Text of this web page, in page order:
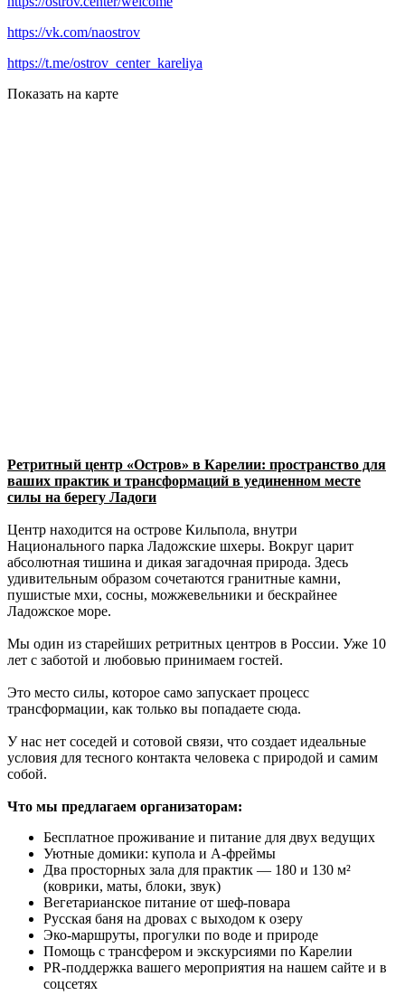
https://vk.com/naostrov
https://t.me/ostrov_center_kareliya
Показать на карте
Ретритный центр «Остров» в Карелии: пространство для
ваших практик и трансформаций в уединенном месте
силы на берегу Ладоги
Центр находится на острове Кильпола, внутри
Национального парка Ладожские шхеры. Вокруг царит
абсолютная тишина и дикая загадочная природа. Здесь
удивительным образом сочетаются гранитные камни,
пушистые мхи, сосны, можжевельники и бескрайнее
Ладожское море.
Мы один из старейших ретритных центров в России. Уже 10
лет с заботой и любовью принимаем гостей.
Это место силы, которое само запускает процесс
трансформации, как только вы попадаете сюда.
У нас нет соседей и сотовой связи, что создает идеальные
условия для тесного контакта человека с природой и самим
собой.
Что мы предлагаем организаторам:
Бесплатное проживание и питание для двух ведущих
Уютные домики: купола и A-фреймы
Два просторных зала для практик — 180 и 130 м²
(коврики, маты, блоки, звук)
Вегетарианское питание от шеф-повара
Русская баня на дровах с выходом к озеру
Эко-маршруты, прогулки по воде и природе
Помощь с трансфером и экскурсиями по Карелии
PR-поддержка вашего мероприятия на нашем сайте и в
соцсетях